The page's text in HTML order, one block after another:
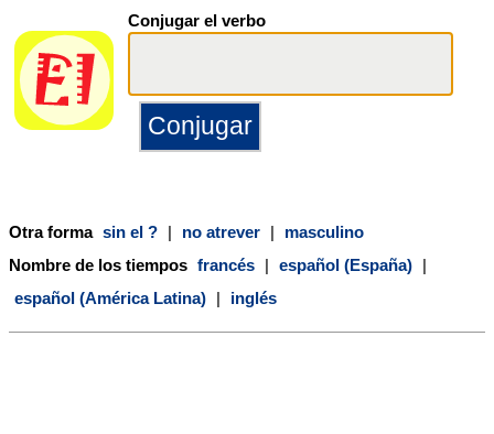
Conjugar el verbo
Otra forma sin el ? | no atrever |
masculino
Nombre de los tiempos francés | español (España) |
español (América Latina) | inglés